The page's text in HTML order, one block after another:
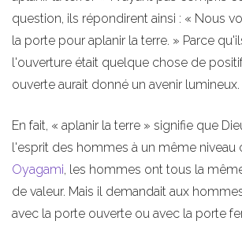
question, ils répondirent ainsi : « Nous
la porte pour aplanir la terre. » Parce
l'ouverture était quelque chose de
ouverte aurait donné un avenir lumineux.
En fait, « aplanir la terre » signifie que
l'esprit des hommes à un même niveau
Oyagami, les hommes ont tous la
de valeur. Mais il demandait aux
avec la porte ouverte ou avec la porte